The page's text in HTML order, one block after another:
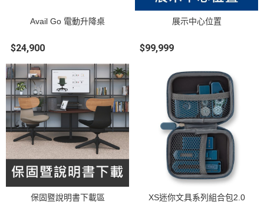
Avail Go 電動升降桌
$24,900
展示中心位置
$99,999
保固暨說明書下載區 XS迷你文具系列組合包2.0